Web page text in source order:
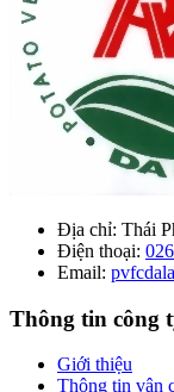
Địa chỉ: Thái
Điện thoại:
Email:
Thông tin công
Giới thiệu
Thông tin vận